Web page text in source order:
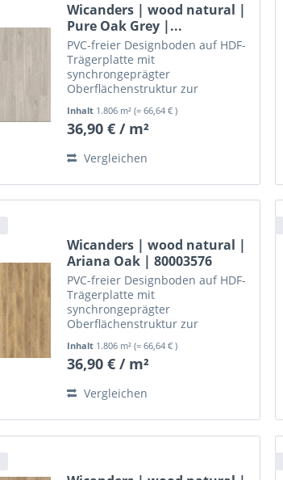
Wicanders | wood natural |
Pure Oak Grey |...
PVC-freier Designboden auf HDF-
Trägerplatte mit
synchrongeprägter
Oberflächenstruktur zur
Verlegung.
Inhalt 1.806 m²(= 66,64 € )
36,90 € / m²
Vergleichen
Wicanders | wood natural |
Ariana Oak | 80003576
PVC-freier Designboden auf HDF-
Trägerplatte mit
synchrongeprägter
Oberflächenstruktur zur
Verlegung.
Inhalt 1.806 m²(= 66,64 € )
36,90 € / m²
Vergleichen